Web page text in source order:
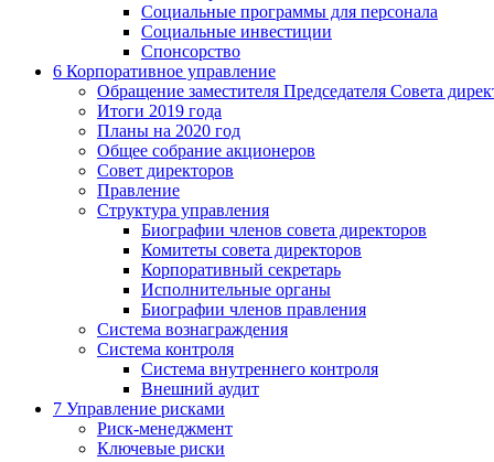
Социальные программы для персонала
Социальные инвестиции
Спонсорство
6 Корпоративное управление
Обращение заместителя Председателя Совета
Итоги 2019 года
Планы на 2020 год
Общее собрание акционеров
Совет директоров
Правление
Структура управления
Биографии членов совета директоров
Комитеты совета директоров
Корпоративный секретарь
Исполнительные органы
Биографии членов правления
Система вознаграждения
Система контроля
Система внутреннего контроля
Внешний аудит
7 Управление рисками
Риск-менеджмент
Ключевые риски